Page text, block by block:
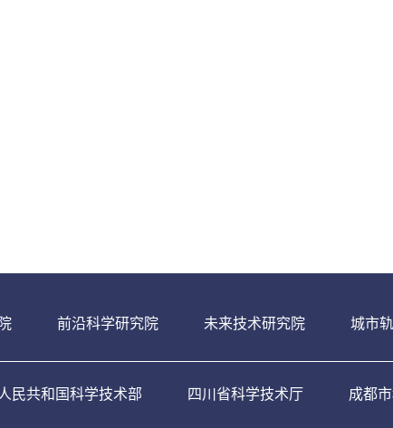
前沿科学研究院 未来技术研究院 城市
民共和国科学技术部 四川省科学技术厅 成都